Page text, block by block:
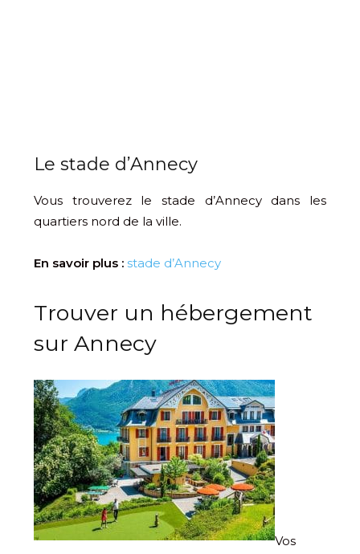
Le stade d’Annecy
Vous trouverez le stade d’Annecy dans les
quartiers nord de la ville.
En savoir plus : stade d’Annecy
Trouver un hébergement
sur Annecy
Vos